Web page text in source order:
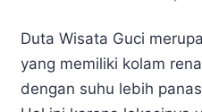
Duta Wisata Guci
yang memiliki kolam
dengan suhu lebih